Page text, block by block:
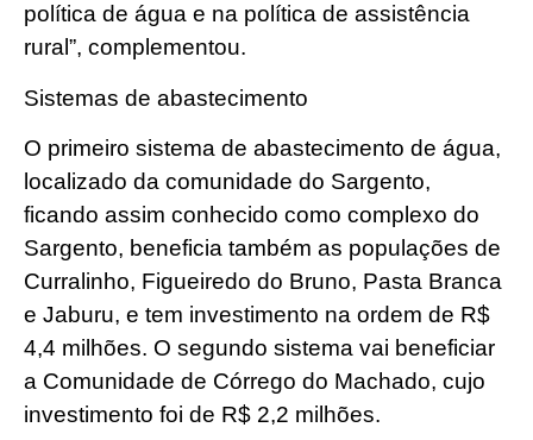
política de água e na política de assistência
rural”, complementou.
Sistemas de abastecimento
O primeiro sistema de abastecimento de água,
localizado da comunidade do Sargento,
ficando assim conhecido como complexo do
Sargento, beneficia também as populações de
Curralinho, Figueiredo do Bruno, Pasta Branca
e Jaburu, e tem investimento na ordem de R$
4,4 milhões. O segundo sistema vai beneficiar
a Comunidade de Córrego do Machado, cujo
investimento foi de R$ 2,2 milhões.